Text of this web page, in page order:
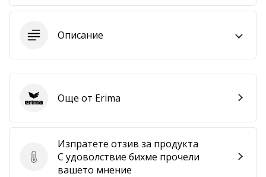
Описание
Изпратете отзив за продукта
Изпратете отзив за продукта
С удоволствие бихме прочели
вашето мнение
ErimaОще от Erima